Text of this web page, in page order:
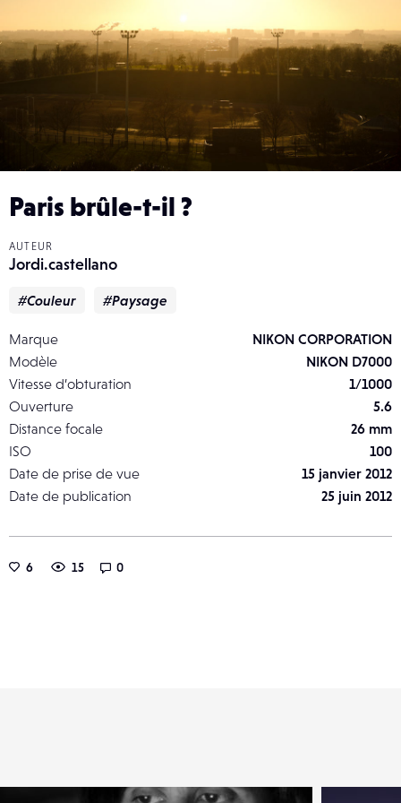
Paris brûle-t-il ?
AUTEUR
Jordi.castellano
#Couleur #Paysage
Marque
NIKON CORPORATION
Modèle
NIKON D7000
Vitesse d’obturation
1/1000
Ouverture
5.6
Distance focale
26 mm
ISO
100
Date de prise de vue
15 janvier 2012
Date de publication
25 juin 2012
6 15 0